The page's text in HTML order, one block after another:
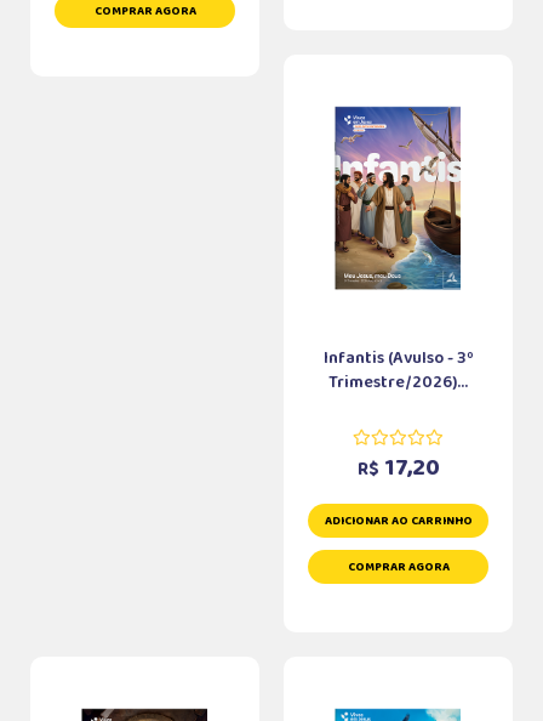
COMPRAR AGORA
Infantis (Avulso - 3º
Trimestre/2026)...
R$ 17,20
ADICIONAR AO CARRINHO
COMPRAR AGORA